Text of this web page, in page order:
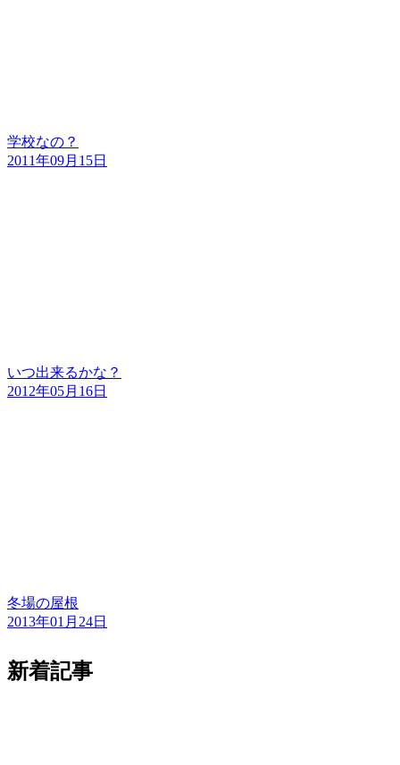
学校なの？
2011年09月15日
いつ出来るかな？
2012年05月16日
冬場の屋根
2013年01月24日
新着記事